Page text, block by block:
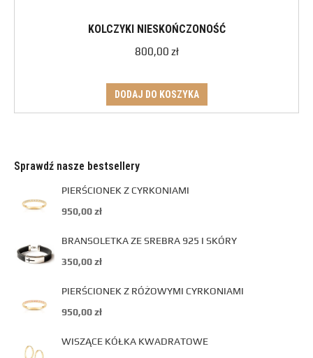
KOLCZYKI NIESKOŃCZONOŚĆ
800,00 zł
DODAJ DO KOSZYKA
Sprawdź nasze bestsellery
PIERŚCIONEK Z CYRKONIAMI
950,00zł
BRANSOLETKA ZE SREBRA 925 I SKÓRY
350,00zł
PIERŚCIONEK Z RÓŻOWYMI CYRKONIAMI
950,00zł
WISZĄCE KÓŁKA KWADRATOWE